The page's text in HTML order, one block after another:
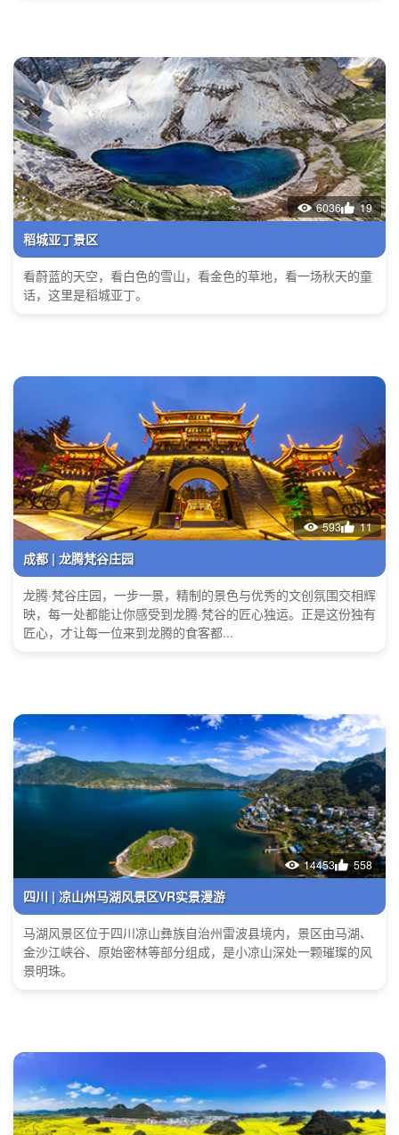
6036 19
稻城亚丁景区
看蔚蓝的天空，看白色的雪山，看金色的草地，看一场秋天的童
话，这里是稻城亚丁。
593 11
成都 | 龙腾梵谷庄园
龙腾·梵谷庄园，一步一景，精制的景色与优秀的文创氛围交相辉
映，每一处都能让你感受到龙腾·梵谷的匠心独运。正是这份独有
匠心，才让每一位来到龙腾的食客都...
14453 558
四川 | 凉山州马湖风景区VR实景漫游
马湖风景区位于四川凉山彝族自治州雷波县境内，景区由马湖、
金沙江峡谷、原始密林等部分组成，是小凉山深处一颗璀璨的风
景明珠。